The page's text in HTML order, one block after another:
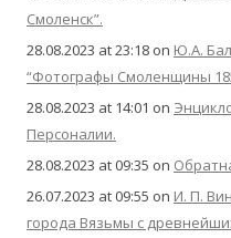
Смоленск”.
28.08.2023 at 23:18 on Ю.А.
“Фотографы Смоленщины
28.08.2023 at 14:01 on
Персоналии.
28.08.2023 at 09:35 on
26.07.2023 at 09:55 on И. П.
города Вязьмы с